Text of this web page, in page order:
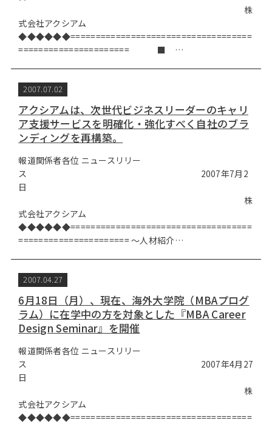
株
式会社アクシアム
◆◆◆◆◆◆====================================
====================== ■ …
2007.07.02
アクシアムは、次世代ビジネスリーダーのキャリ
ア支援サービスを明確化・強化すべく自社のブラ
ンディングを再構築。
報道関係者各位 ニュースリリー
ス 2007年7月2
日
株
式会社アクシアム
◆◆◆◆◆◆====================================
====================== ～人材紹介…
2007.04.27
6月18日（月）、現在、海外大学院（MBAプログ
ラム）に在学中の方を対象とした『MBA Career
Design Seminar』を開催
報道関係者各位 ニュースリリー
ス 2007年4月27
日
株
式会社アクシアム
◆◆◆◆◆◆====================================